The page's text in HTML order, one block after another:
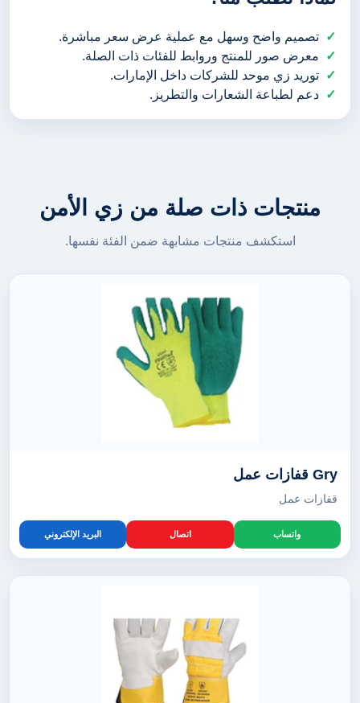
تصميم واضح وسهل مع عملية عرض سعر مباشرة.
معرض صور للمنتج وروابط للفئات ذات الصلة.
توريد زي موحد للشركات داخل الإمارات.
دعم لطباعة الشعارات والتطريز.
منتجات ذات صلة من زي الأمن
استكشف منتجات مشابهة ضمن الفئة نفسها.
Gry قفازات عمل
قفازات عمل
واتساب اتصال البريد الإلكتروني